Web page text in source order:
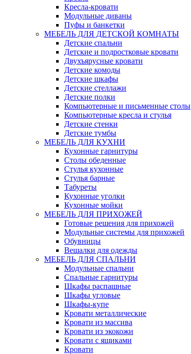
Кресла-кровати
Модульные диваны
Пуфы и банкетки
МЕБЕЛЬ ДЛЯ ДЕТСКОЙ КОМНАТЫ
Детские спальни
Детские и подростковые кровати
Двухъярусные кровати
Детские комоды
Детские шкафы
Детские стеллажи
Детские полки
Компьютерные и письменные столы
Компьютерные кресла и стулья
Детские стенки
Детские тумбы
МЕБЕЛЬ ДЛЯ КУХНИ
Кухонные гарнитуры
Столы обеденные
Стулья кухонные
Стулья барные
Табуреты
Кухонные уголки
Кухонные мойки
МЕБЕЛЬ ДЛЯ ПРИХОЖЕЙ
Готовые решения для прихожей
Модульные системы для прихожей
Обувницы
Вешалки для одежды
МЕБЕЛЬ ДЛЯ СПАЛЬНИ
Модульные спальни
Спальные гарнитуры
Шкафы распашные
Шкафы угловые
Шкафы-купе
Кровати металлические
Кровати из массива
Кровати из экокожи
Кровати с ящиками
Кровати